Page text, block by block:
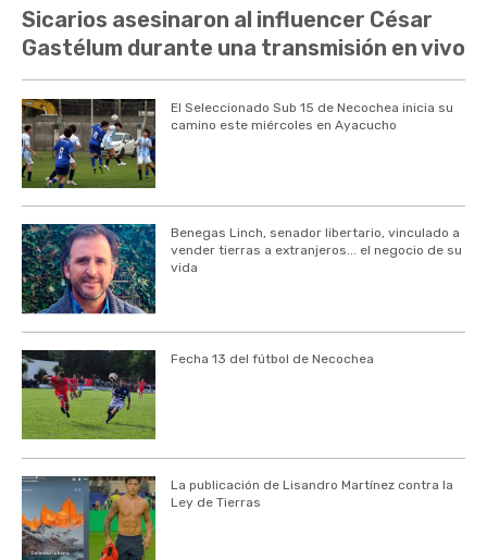
Sicarios asesinaron al influencer César
Gastélum durante una transmisión en vivo
El Seleccionado Sub 15 de Necochea inicia su
camino este miércoles en Ayacucho
Benegas Linch, senador libertario, vinculado a
vender tierras a extranjeros... el negocio de su
vida
Fecha 13 del fútbol de Necochea
La publicación de Lisandro Martínez contra la
Ley de Tierras